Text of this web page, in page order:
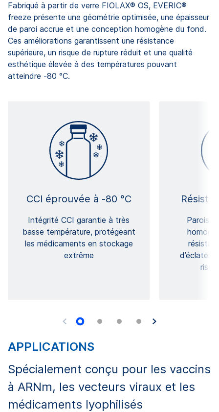
Fabriqué à partir de verre FIOLAX® OS, EVERIC®
freeze présente une géométrie optimisée, une épaisseur
de paroi accrue et une conception homogène du fond.
Ces améliorations garantissent une résistance
supérieure, un risque de rupture réduit et une qualité
esthétique élevée à des températures pouvant
atteindre -80 °C.
CCI éprouvée à -80 °C
Intégrité CCI garantie à très
basse température, protégeant
les médicaments en stockage
extrême
Parois
APPLICATIONS
Spécialement conçu pour les vaccins
à ARNm, les vecteurs viraux et les
médicaments lyophilisés